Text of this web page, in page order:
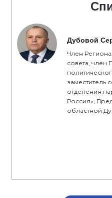
Дубовой
Член
совета, член
заместитель
отделения
Россия»,
областной